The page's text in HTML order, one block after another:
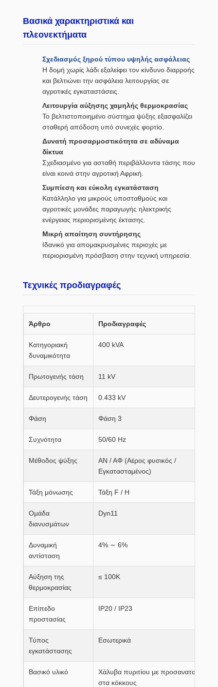
Βασικά χαρακτηριστικά και
πλεονεκτήματα
Σχεδιασμός ξηρού τύπου υψηλής ασφάλειας
Η δομή χωρίς λάδι εξαλείφει τον κίνδυνο διαρροής
και βελτιώνει την ασφάλεια λειτουργίας σε
αγροτικές εγκαταστάσεις.
Λειτουργία αύξησης χαμηλής θερμοκρασίας
Το βελτιστοποιημένο σύστημα ψύξης εξασφαλίζει
σταθερή απόδοση υπό συνεχές φορτίο.
Δυνατή προσαρμοστικότητα σε αδύναμα
δίκτυα
Σχεδιασμένο για ασταθή περιβάλλοντα τάσης που
είναι κοινά στην αγροτική Αφρική.
Συμπίεση και εύκολη εγκατάσταση
Κατάλληλο για μικρούς υποσταθμούς και
αγροτικές μονάδες παραγωγής ηλεκτρικής
ενέργειας περιορισμένης έκτασης.
Μικρή απαίτηση συντήρησης
Ιδανικό για απομακρυσμένες περιοχές με
περιορισμένη πρόσβαση στην τεχνική υπηρεσία.
Τεχνικές προδιαγραφές
Άρθρο Προδιαγραφές
Κατηγοριακή
δυναμικότητα
400 kVA
Πρωτογενής τάση 11 kV
Δευτερογενής τάση 0.433 kV
Φάση Φάση 3
Συχνότητα 50/60 Hz
Μέθοδος ψύξης
ΑΝ / ΑΦ (Αέρος φυσικός /
Εγκατασταμένος)
Τάξη μόνωσης Τάξη F / H
Ομάδα
διανυσμάτων
Dyn11
Δυναμική
αντίσταση
4% ∼ 6%
Αύξηση της
θερμοκρασίας
≤ 100K
Επίπεδο
προστασίας
IP20 / IP23
Τύπος
εγκατάστασης
Εσωτερικά
Βασικό υλικό
Χάλυβα πυριτίου με προσανατολισμό
στα κόκκους